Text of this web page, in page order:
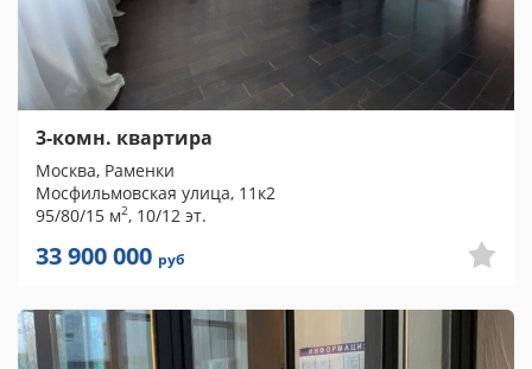
3-комн. квартира
Москва, Раменки
Мосфильмовская улица, 11к2
95/80/15 м2, 10/12 эт.
33 900 000 руб